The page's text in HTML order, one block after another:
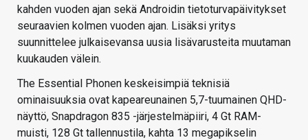
kahden vuoden ajan sekä Androidin tietoturvapäivitykset
seuraavien kolmen vuoden ajan. Lisäksi yritys
suunnittelee julkaisevansa uusia lisävarusteita muutaman
kuukauden välein.
The Essential Phonen keskeisimpiä teknisiä
ominaisuuksia ovat kapeareunainen 5,7-tuumainen QHD-
näyttö, Snapdragon 835 -järjestelmäpiiri, 4 Gt RAM-
muisti, 128 Gt tallennustila, kahta 13 megapikselin